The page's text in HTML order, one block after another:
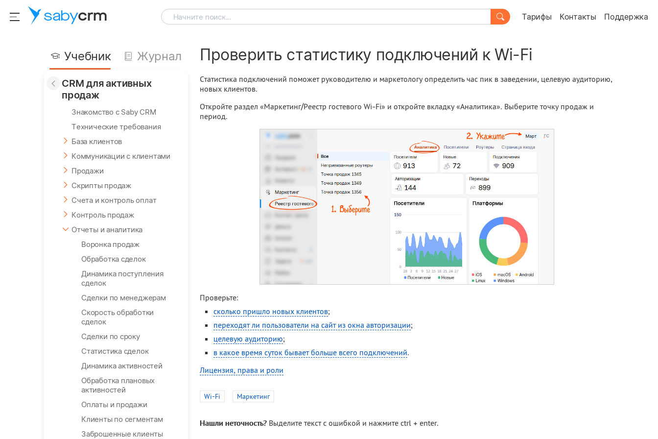
sabycrm Начните поиск... Тарифы Контакты Поддержка
Учебник Журнал
CRM для активных
продаж
Знакомство с Saby CRM
Технические требования
База клиентов
Коммуникации с клиентами
Продажи
Скрипты продаж
Счета и контроль оплат
Контроль продаж
Отчеты и аналитика
Воронка продаж
Обработка сделок
Динамика поступления
сделок
Сделки по менеджерам
Скорость обработки
сделок
Сделки по сроку
Статистика сделок
Динамика активностей
Обработка плановых
активностей
Оплаты и продажи
Клиенты по сегментам
Заброшенные клиенты
Проверить статистику подключений к Wi-Fi
Статистика подключений поможет руководителю и маркетологу определить час пик в заведении, целевую аудиторию,
новых клиентов.
Откройте раздел «Маркетинг/Реестр гостевого Wi-Fi» и откройте вкладку «Аналитика». Выберите точку продаж и
период.
Проверьте:
сколько пришло новых клиентов;
переходят ли пользователи на сайт из окна авторизации;
целевую аудиторию;
в какое время суток бывает больше всего подключений.
Лицензия, права и роли
Wi-Fi Маркетинг
Нашли неточность? Выделите текст с ошибкой и нажмите ctrl + enter.